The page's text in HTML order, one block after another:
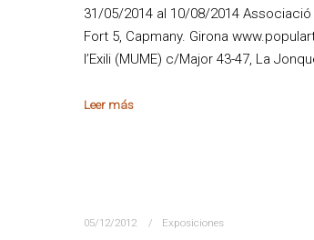
31/05/2014 al 10/08/2014 Associació
Fort 5, Capmany. Girona
l’Exili (MUME) c/Major 43-47, La
Leer más
05/12/2012 Exposiciones